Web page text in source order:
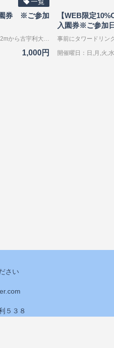
券 ※ご参加
「古宇利オーシャンタワー」は海抜82mから古宇利大橋とオーシャンブルーの絶景をお楽しみいただけます。 1階には古宇利島資料館、2、3階には屋内展望フロアと、オーシャンデッキがございます。 ※障がい者手帳をお持ちの方は、手帳掲示にてご本人様と付き添いの方1名様を一般料金より半額対応いたします。当日、チケット一緒に係員にご提示ください。
1,000円
【WEB限定
入園券※ご参加
開催曜日：日,月,火,
さい
５３８